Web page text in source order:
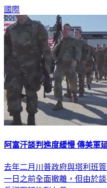
國際
阿富汗談判進度緩慢 傳美軍
去年二月川普政府與塔利班
一日之前全面撤離，但由於